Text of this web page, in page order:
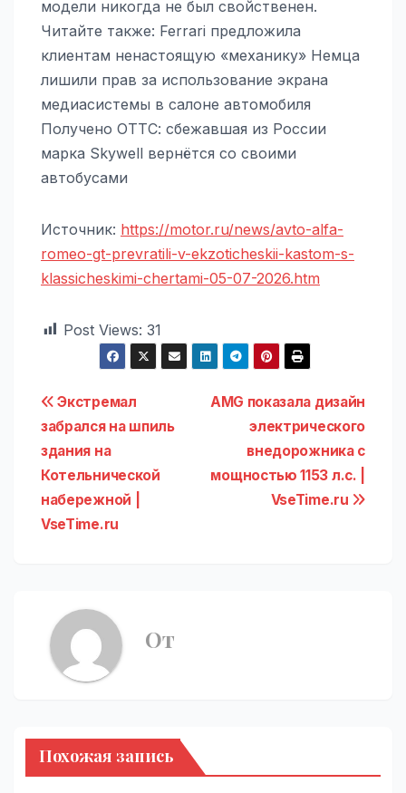
модели никогда не был свойственен.
Читайте также: Ferrari предложила
клиентам ненастоящую «механику» Немца
лишили прав за использование экрана
медиасистемы в салоне автомобиля
Получено ОТТС: сбежавшая из России
марка Skywell вернётся со своими
автобусами
Источник: https://motor.ru/news/avto-alfa-
romeo-gt-prevratili-v-ekzoticheskii-kastom-s-
klassicheskimi-chertami-05-07-2026.htm
Post Views: 31
Навигация
по
записям
AMG показала дизайн
электрического
внедорожника с
мощностью 1153 л.с. |
VseTime.ru
Экстремал
забрался на шпиль
здания на
Котельнической
набережной |
VseTime.ru
От
Похожая запись